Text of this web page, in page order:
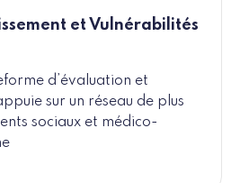
et Vulnérabilités
d’évaluation et
sur un réseau de plus
sociaux et médico-